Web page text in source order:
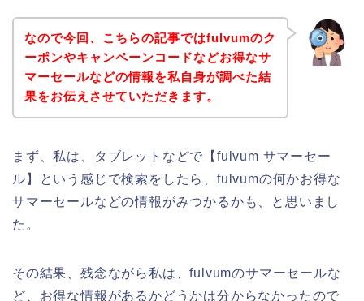
なので今回、こちらの記事ではfulvumのク
ーポンやキャンペーンコードなどお得なサ
マーセールなどの情報を私自身が調べた結
果をお伝えさせていただきます。
まず、私は、タブレットなどで【fulvum サマーセー
ル】という感じで検索をしたら、fulvumの何かお得な
サマーセールなどの情報がみつかるかも、と思いまし
た。
その結果、残念ながら私は、fulvumのサマーセールな
ど、お得な情報があるかどうかは分からなかったので